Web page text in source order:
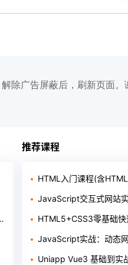
除广告屏蔽后，刷新页面。
推荐课程
HTML入门课程(含
JavaScript交互式网站实战
HTML5+CSS3零基础快速
JavaScript实战：动态网站
Uniapp Vue3 基础到实